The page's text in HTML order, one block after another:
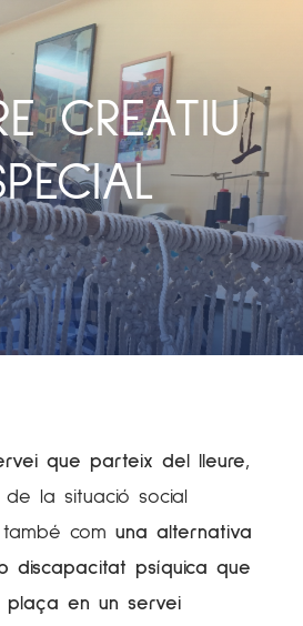
CREATIU
que parteix del lleure,
la situació social
també com una alternativa
discapacitat psíquica que
plaça en un servei